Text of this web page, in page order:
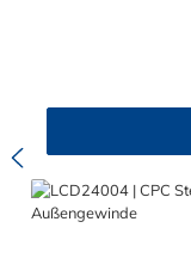
mm. Sie können
bietet eine
Anforderungen
Industrie,
erfüllen. Die
leistungsstarkes,